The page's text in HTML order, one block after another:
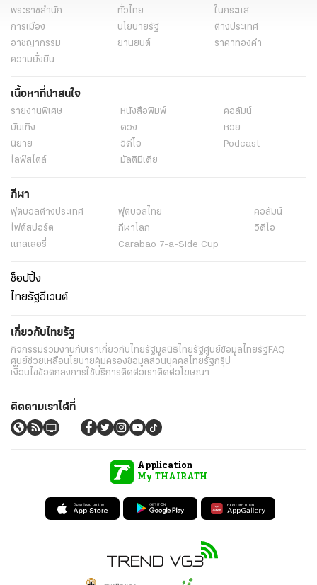
พระราชสำนัก ทั่วไทย
ในกระแส
การเมือง
นโยบายรัฐ
ต่างประเทศ
อาชญากรรม
ยานยนต์
ราคาทองคำ
ความยั่งยืน
เนื้อหาที่น่าสนใจ
รายงานพิเศษ หนังสือพิมพ์
คอลัมน์
บันเทิง
ดวง
หวย
นิยาย
วิดีโอ
Podcast
ไลฟ์สไตล์
มัลติมีเดีย
กีฬา
ฟุตบอลต่่างประเทศ ฟุตบอลไทย
คอลัมน์
ไฟต์สปอร์ต
กีฬาโลก
วิดีโอ
แกลเลอรี่
Carabao 7-a-Side Cup
ช็อปปิ้ง
ไทยรัฐอีเวนต์
เกี่ยวกับไทยรัฐ
กิจกรรมร่วมงานกับเราเกี่ยวกับไทยรัฐมูลนิธิไทยรัฐศูนย์ข้อมูลไทยรัฐ FAQ
ศูนย์ช่วยเหลือนโยบายคุ้มครองข้อมูลส่วนบุคคลไทยรัฐกรุ๊ป
เงื่อนไขข้อตกลงการใช้บริการติดต่อเราติดต่อโฆษณา
ติดตามเราได้ที่
Application
My THAIRATH